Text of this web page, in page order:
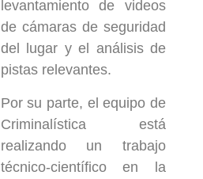
levantamiento de videos
de cámaras de seguridad
del lugar y el análisis de
pistas relevantes.
Por su parte, el equipo de
Criminalística está
realizando un trabajo
técnico-científico en la